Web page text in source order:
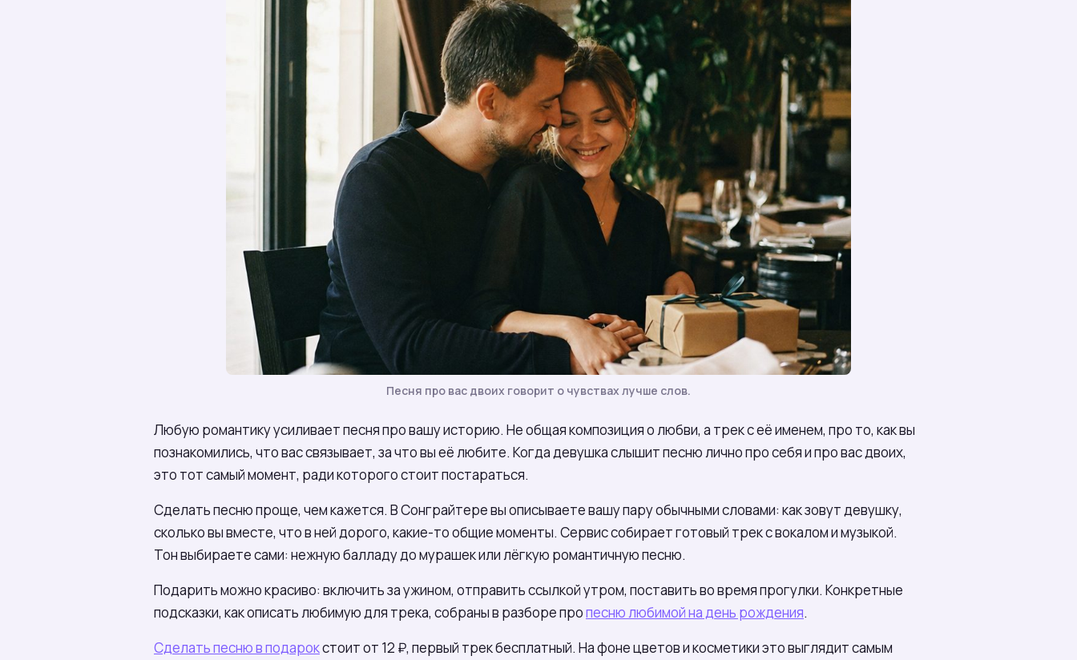
Песня про вас двоих говорит о чувствах лучше слов.
Любую романтику усиливает песня про вашу историю. Не общая композиция о любви, а трек с её именем, про то, как вы
познакомились, что вас связывает, за что вы её любите. Когда девушка слышит песню лично про себя и про вас двоих,
это тот самый момент, ради которого стоит постараться.
Сделать песню проще, чем кажется. В Сонграйтере вы описываете вашу пару обычными словами: как зовут девушку,
сколько вы вместе, что в ней дорого, какие-то общие моменты. Сервис собирает готовый трек с вокалом и музыкой.
Тон выбираете сами: нежную балладу до мурашек или лёгкую романтичную песню.
Подарить можно красиво: включить за ужином, отправить ссылкой утром, поставить во время прогулки. Конкретные
подсказки, как описать любимую для трека, собраны в разборе пропесню любимой на день рождения.
Сделать песню в подарокстоит от 12 ₽, первый трек бесплатный. На фоне цветов и косметики это выглядит самым